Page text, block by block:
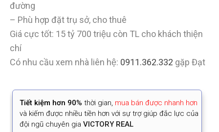
đường
– Phù hợp đặt trụ sở, cho thuê
Giá cực tốt: 15 tỷ 700 triệu còn TL cho khách thiện
chí
Có nhu cầu xem nhà liên hệ: 0911.362.332 gặp Đạt
Tiết kiệm hơn 90% thời gian, mua bán được nhanh hơn
và kiếm được nhiều tiền hơn với sự trợ giúp đắc lực của
đội ngũ chuyên gia VICTORY REAL